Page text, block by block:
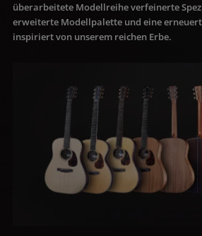
überarbeitete Modellreihe verfeinerte
erweiterte Modellpalette und eine
inspiriert von unserem reichen Erbe.